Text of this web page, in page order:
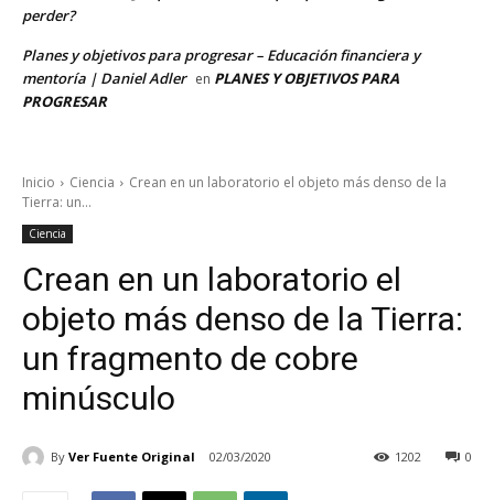
perder?
Planes y objetivos para progresar – Educación financiera y
mentoría | Daniel Adler en PLANES Y OBJETIVOS PARA
PROGRESAR